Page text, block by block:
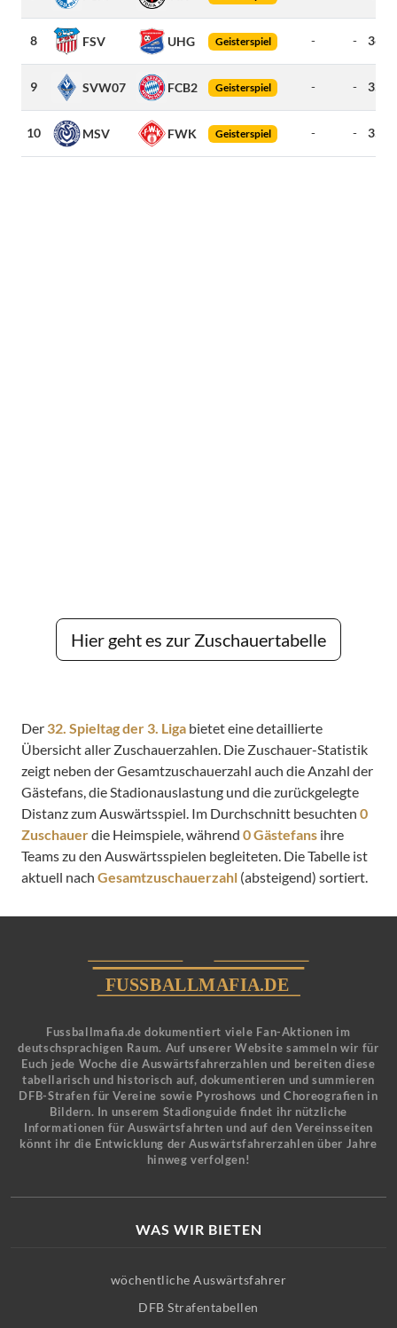
8 FSV UHG Geisterspiel - - 366
9 SVW07 FCB2 Geisterspiel - - 351
10 MSV FWK Geisterspiel - - 350
Hier geht es zur Zuschauertabelle
Der 32. Spieltag der 3. Liga bietet eine detaillierte
Übersicht aller Zuschauerzahlen. Die Zuschauer-Statistik
zeigt neben der Gesamtzuschauerzahl auch die Anzahl der
Gästefans, die Stadionauslastung und die zurückgelegte
Distanz zum Auswärtsspiel. Im Durchschnitt besuchten 0
Zuschauerdie Heimspiele, während 0 Gästefans ihre
Teams zu den Auswärtsspielen begleiteten. Die Tabelle ist
aktuell nach Gesamtzuschauerzahl (absteigend) sortiert.
Fussballmafia.de dokumentiert viele Fan-Aktionen im
deutschsprachigen Raum. Auf unserer Website sammeln wir für
Euch jede Woche die Auswärtsfahrerzahlen und bereiten diese
tabellarisch und historisch auf, dokumentieren und summieren
DFB-Strafen für Vereine sowie Pyroshows und Choreografien in
Bildern. In unserem Stadionguide findet ihr nützliche
Informationen für Auswärtsfahrten und auf den Vereinsseiten
könnt ihr die Entwicklung der Auswärtsfahrerzahlen über Jahre
hinweg verfolgen!
WAS WIR BIETEN
wöchentliche Auswärtsfahrer
DFB Strafentabellen